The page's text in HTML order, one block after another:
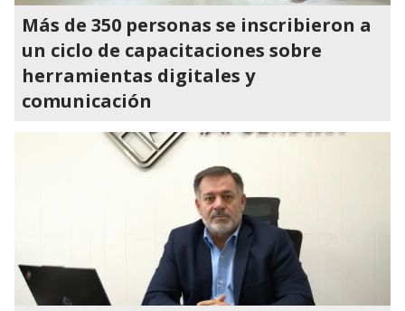
Más de 350 personas se inscribieron a
un ciclo de capacitaciones sobre
herramientas digitales y
comunicación